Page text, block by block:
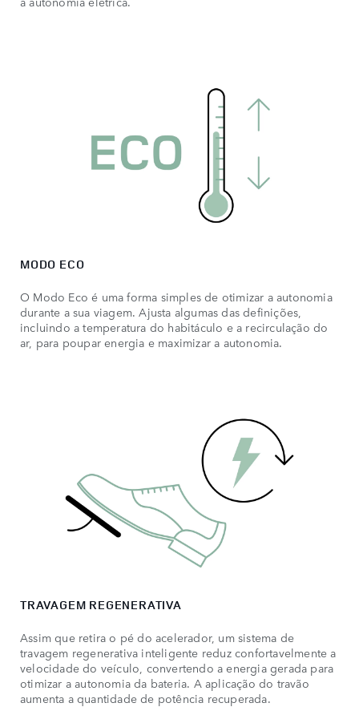
MODO ECO
O Modo Eco é uma forma simples de otimizar a autonomia
durante a sua viagem. Ajusta algumas das definições,
incluindo a temperatura do habitáculo e a recirculação do
ar, para poupar energia e maximizar a autonomia.
TRAVAGEM REGENERATIVA
Assim que retira o pé do acelerador, um sistema de
travagem regenerativa inteligente reduz confortavelmente a
velocidade do veículo, convertendo a energia gerada para
otimizar a autonomia da bateria. A aplicação do travão
aumenta a quantidade de potência recuperada.